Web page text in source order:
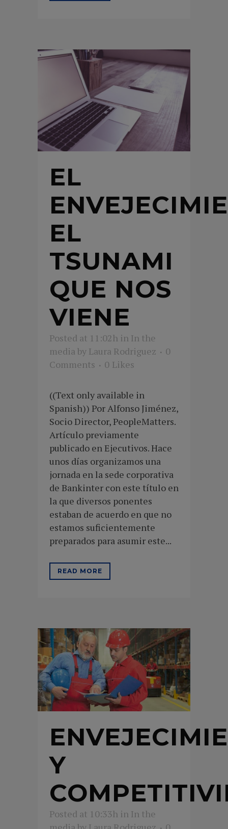
EL
EL
TSUNAMI
QUE NOS
VIENE
Posted at 11:02h in In the
media by Laura Rodriguez
0
Comments
0 Likes
((Text only available in
Spanish)) Por Alfonso Jiménez,
Socio Director, PeopleMatters.
Artículo previamente
publicado en Ejecutivos. Hace
unos días organizamos una
jornada en la sede corporativa
de Bankinter con este título en
la que diversos ponentes
estaban de acuerdo en que no
estamos suficientemente
preparados para asumir este...
READ MORE
Y
Posted at 10:33h in In the